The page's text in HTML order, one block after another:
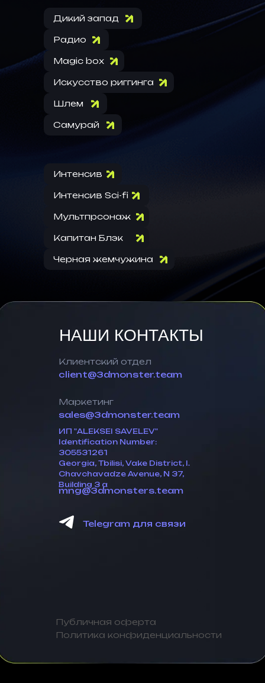
НАШИ КОНТАКТЫ
mng@3dmonsters.team
Маркетинг
sales@3dmonster.team
ИП "ALEKSEI SAVELEV"
Identification Number:
305531261
Georgia, Tbilisi, Vake District, I.
Chavchavadze Avenue, N 37,
Building 3 a
Клиентский отдел
client@3dmonster.team
Telegram для связи
Политика конфиденциальности
Публичная оферта
Дикий запад
Радио
Magic box
Искусство риггинга
Шлем
Самурай
Интенсив
Интенсив Sci-fi
Мультпрсонаж
Капитан Блэк
Черная жемчужина